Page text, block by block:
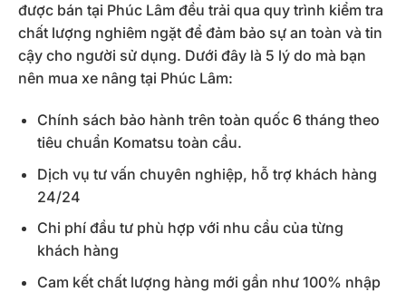
được bán tại Phúc Lâm đều trải qua quy trình kiểm tra
chất lượng nghiêm ngặt để đảm bảo sự an toàn và tin
cậy cho người sử dụng. Dưới đây là 5 lý do mà bạn
nên mua xe nâng tại Phúc Lâm:
Chính sách bảo hành trên toàn quốc 6 tháng theo
tiêu chuẩn Komatsu toàn cầu.
Dịch vụ tư vấn chuyên nghiệp, hỗ trợ khách hàng
24/24
Chi phí đầu tư phù hợp với nhu cầu của từng
khách hàng
Cam kết chất lượng hàng mới gần như 100% nhập